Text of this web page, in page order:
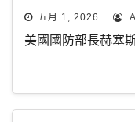
五月 1, 2026
美國國防部長赫塞